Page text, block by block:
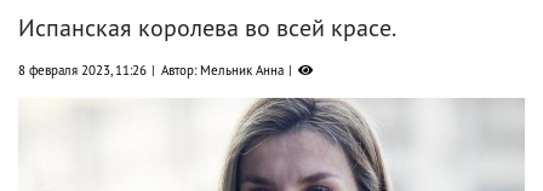
Испанская королева во всей красе.
8 февраля 2023, 11:26 Автор: Мельник Анна